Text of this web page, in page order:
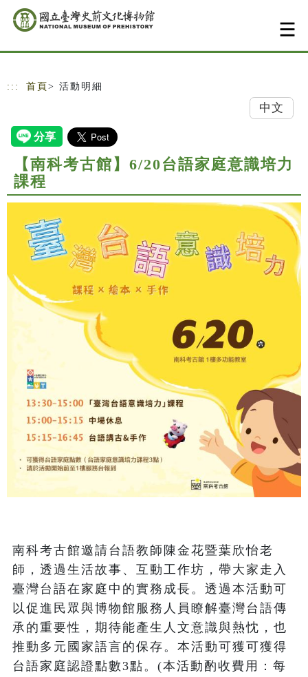
跳到主要內容
網站導覽
::: 首頁 > 活動明細
中文
【南科考古館】6/20台語家庭意識培力
課程
南科考古館邀請台語教師陳金花暨葉欣怡老
師，透過生活故事、互動工作坊，帶大家走入
臺灣台語在家庭中的實務成長。透過本活動可
以促進民眾與博物館服務人員瞭解臺灣台語傳
承的重要性，期待能產生人文意識與熱忱，也
推動多元國家語言的保存。本活動可獲可獲得
台語家庭認證點數3點。(本活動酌收費用：每